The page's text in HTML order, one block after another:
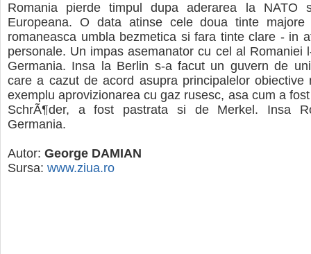
Romania pierde timpul dupa aderarea la NATO
Europeana. O data atinse cele doua tinte majore
romaneasca umbla bezmetica si fara tinte clare - in
personale. Un impas asemanator cu cel al Romaniei
Germania. Insa la Berlin s-a facut un guvern de
care a cazut de acord asupra principalelor obiective
exemplu aprovizionarea cu gaz rusesc, asa cum a
SchrÃ¶der, a fost pastrata si de Merkel. Insa
Germania.
Autor: George DAMIAN
Sursa: www.ziua.ro